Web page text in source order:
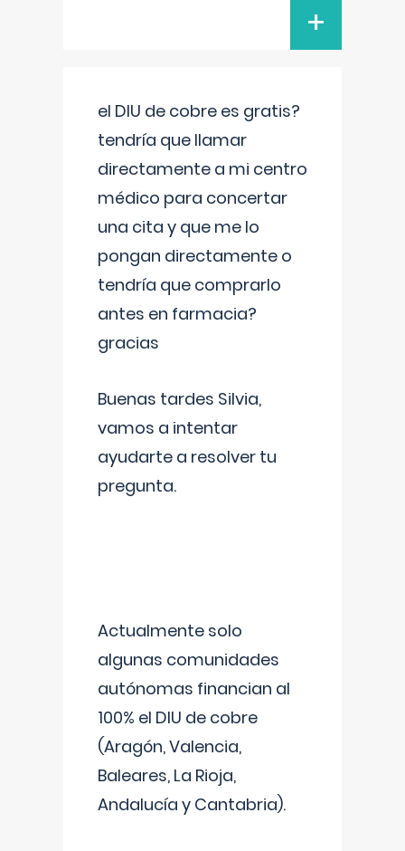
+
el DIU de cobre es gratis?
tendría que llamar
directamente a mi centro
médico para concertar
una cita y que me lo
pongan directamente o
tendría que comprarlo
antes en farmacia?
gracias
Buenas tardes Silvia,
vamos a intentar
ayudarte a resolver tu
pregunta.
Actualmente solo
algunas comunidades
autónomas financian al
100% el DIU de cobre
(Aragón, Valencia,
Baleares, La Rioja,
Andalucía y Cantabria).